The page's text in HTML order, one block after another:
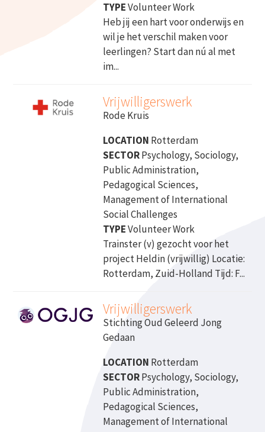
TYPEVolunteer Work
Heb jij een hart voor onderwijs en
wil je het verschil maken voor
leerlingen? Start dan nú al met
im...
Vrijwilligerswerk
Rode Kruis
LOCATION Rotterdam
SECTORPsychology, Sociology,
Public Administration,
Pedagogical Sciences,
Management of International
Social Challenges
TYPEVolunteer Work
Trainster (v) gezocht voor het
project Heldin (vrijwillig) Locatie:
Rotterdam, Zuid-Holland Tijd: F...
Vrijwilligerswerk
Stichting Oud Geleerd Jong
Gedaan
LOCATION Rotterdam
SECTORPsychology, Sociology,
Public Administration,
Pedagogical Sciences,
Management of International